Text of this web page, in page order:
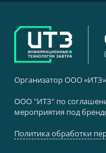
Организатор ООО «ИТЗ»
ООО "ИТЗ" по
мероприятия под
Политика обработки